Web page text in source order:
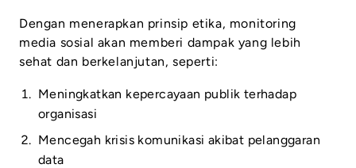
Dengan menerapkan prinsip etika, monitoring
media sosial akan memberi dampak yang lebih
sehat dan berkelanjutan, seperti:
Meningkatkan kepercayaan publik terhadap
organisasi
Mencegah krisis komunikasi akibat pelanggaran
data